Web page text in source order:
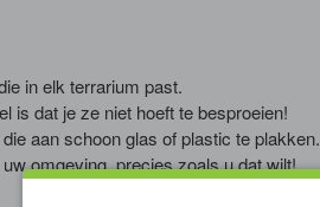
in elk terrarium past.
is dat je ze niet hoeft te besproeien!
aan schoon glas of plastic te plakken.
omgeving, precies zoals u dat wilt!